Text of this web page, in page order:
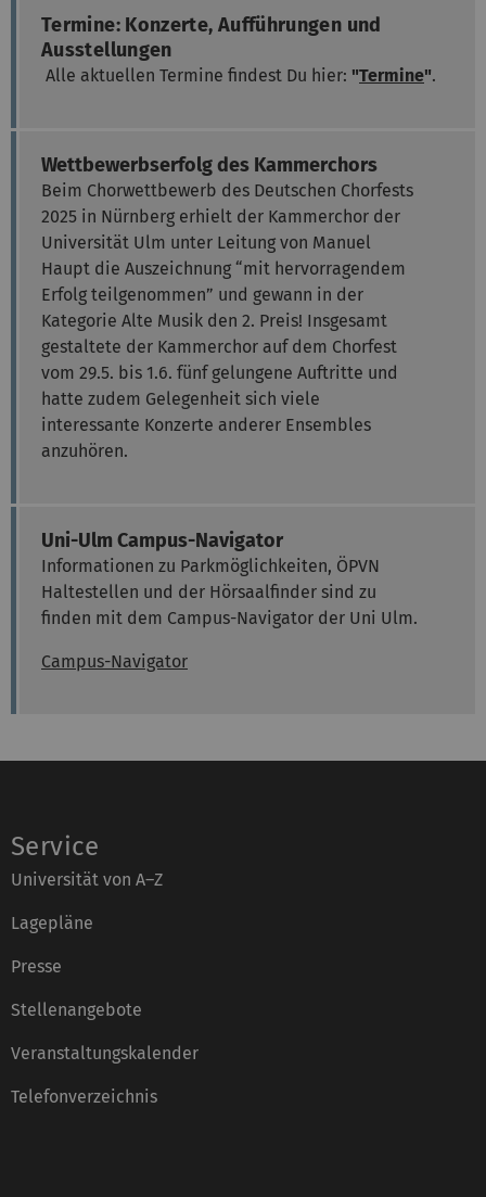
Termine: Konzerte, Aufführungen und
Ausstellungen
Alle aktuellen Termine findest Du hier: "Termine".
Wettbewerbserfolg des Kammerchors
Beim Chorwettbewerb des Deutschen Chorfests
2025 in Nürnberg erhielt der Kammerchor der
Universität Ulm unter Leitung von Manuel
Haupt die Auszeichnung “mit hervorragendem
Erfolg teilgenommen” und gewann in der
Kategorie Alte Musik den 2. Preis! Insgesamt
gestaltete der Kammerchor auf dem Chorfest
vom 29.5. bis 1.6. fünf gelungene Auftritte und
hatte zudem Gelegenheit sich viele
interessante Konzerte anderer Ensembles
anzuhören.
Uni-Ulm Campus-Navigator
Informationen zu Parkmöglichkeiten, ÖPVN
Haltestellen und der Hörsaalfinder sind zu
finden mit dem Campus-Navigator der Uni Ulm.
Campus-Navigator
Service
Universität von A–Z
Lagepläne
Presse
Stellenangebote
Veranstaltungskalender
Telefonverzeichnis